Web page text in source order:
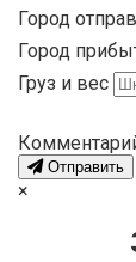
Город
Город
Груз и вес
Отправить
×